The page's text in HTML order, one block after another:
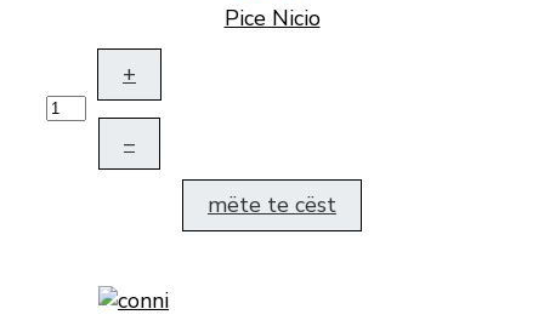
Pice Nicio
+
–
mëte te cëst